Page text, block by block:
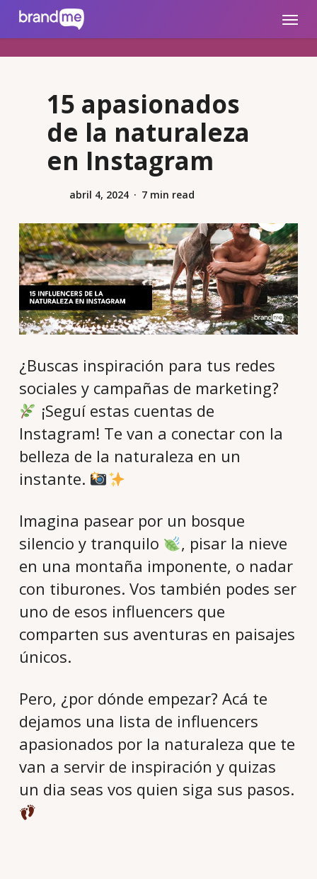
brandme.la Menu
15 apasionados
de la naturaleza
en Instagram
abril 4, 2024 7 min read
¿Buscas inspiración para tus redes
sociales y campañas de marketing?
¡Seguí estas cuentas de
Instagram! Te van a conectar con la
belleza de la naturaleza en un
instante.
Imagina pasear por un bosque
silencio y tranquilo
, pisar la nieve
en una montaña imponente, o nadar
con tiburones. Vos también podes ser
uno de esos influencers que
comparten sus aventuras en paisajes
únicos.
Pero, ¿por dónde empezar? Acá te
dejamos una lista de influencers
apasionados por la naturaleza que te
van a servir de inspiración y quizas
un dia seas vos quien siga sus pasos.